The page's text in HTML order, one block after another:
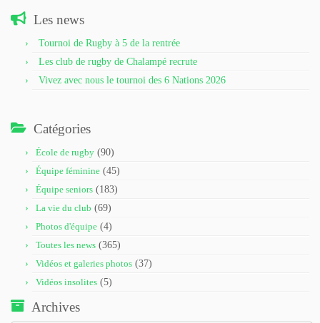
Les news
Tournoi de Rugby à 5 de la rentrée
Les club de rugby de Chalampé recrute
Vivez avec nous le tournoi des 6 Nations 2026
Catégories
École de rugby (90)
Équipe féminine (45)
Équipe seniors (183)
La vie du club (69)
Photos d'équipe (4)
Toutes les news (365)
Vidéos et galeries photos (37)
Vidéos insolites (5)
Archives